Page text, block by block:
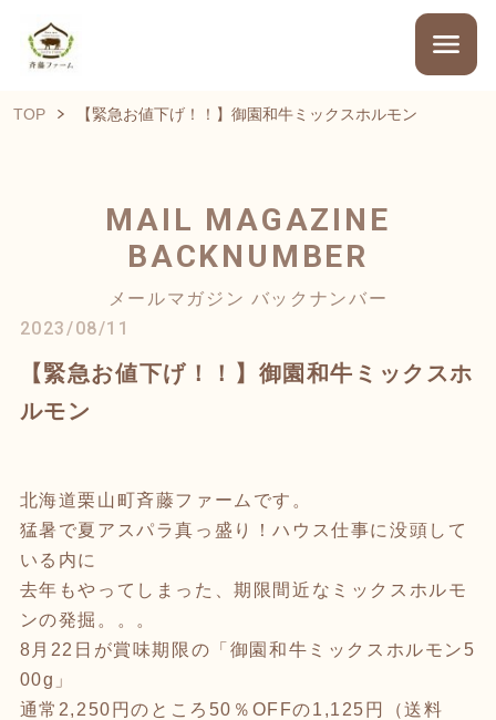
TOP 【緊急お値下げ！！】御園和牛ミックスホルモン
MAIL MAGAZINE
BACKNUMBER
メールマガジン バックナンバー
2023/08/11
【緊急お値下げ！！】御園和牛ミックスホ
ルモン
北海道栗山町斉藤ファームです。
猛暑で夏アスパラ真っ盛り！ハウス仕事に没頭して
いる内に
去年もやってしまった、期限間近なミックスホルモ
ンの発掘。。。
8月22日が賞味期限の「御園和牛ミックスホルモン5
00g」
通常2,250円のところ50％OFFの1,125円（送料